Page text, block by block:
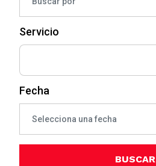
Servicio
Fecha
BUSCAR